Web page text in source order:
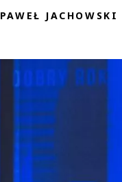
PAWEŁ JACHOWSKI